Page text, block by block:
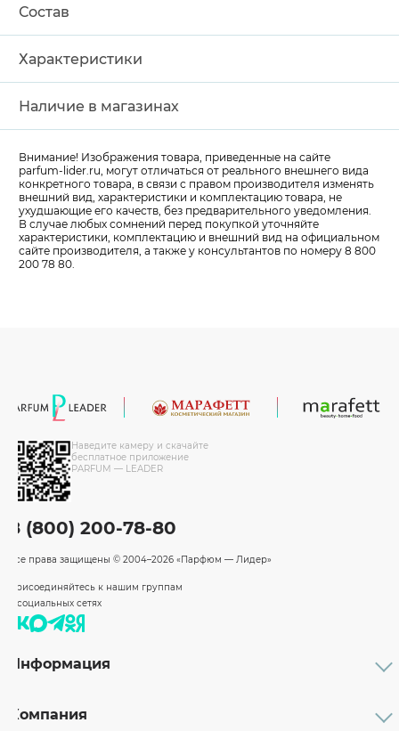
Состав
Характеристики
Наличие в магазинах
Внимание! Изображения товара, приведенные на сайте
parfum-lider.ru, могут отличаться от реального внешнего вида
конкретного товара, в связи с правом производителя изменять
внешний вид, характеристики и комплектацию товара, не
ухудшающие его качеств, без предварительного уведомления.
В случае любых сомнений перед покупкой уточняйте
характеристики, комплектацию и внешний вид на официальном
сайте производителя, а также у консультантов по номеру 8 800
200 78 80.
Наведите камеру и скачайте
бесплатное приложение
PARFUM — LEADER
8 (800) 200-78-80
Все права защищены © 2004–2026 «Парфюм — Лидер»
Присоединяйтесь к нашим группам
в социальных сетях
Информация
Бренды
Компания